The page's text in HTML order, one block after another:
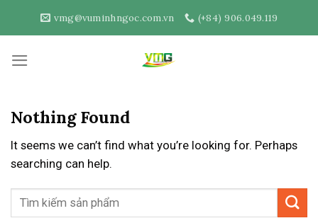
vmg@vuminhngoc.com.vn (+84) 906.049.119
Nothing Found
It seems we can’t find what you’re looking for. Perhaps
searching can help.